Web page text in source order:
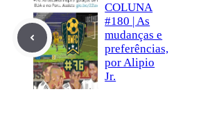
COLUNA
#180 | As
mudanças e
preferências,
por Alipio
Jr.